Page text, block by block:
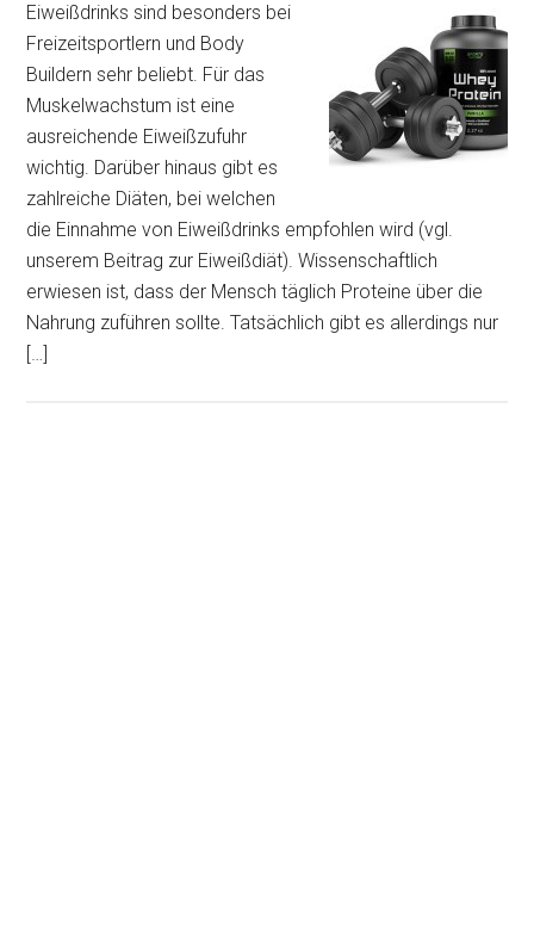
Eiweißdrinks sind besonders bei
Freizeitsportlern und Body
Buildern sehr beliebt. Für das
Muskelwachstum ist eine
ausreichende Eiweißzufuhr
wichtig. Darüber hinaus gibt es
zahlreiche Diäten, bei welchen
die Einnahme von Eiweißdrinks empfohlen wird (vgl.
unserem Beitrag zur Eiweißdiät). Wissenschaftlich
erwiesen ist, dass der Mensch täglich Proteine über die
Nahrung zuführen sollte. Tatsächlich gibt es allerdings nur
[…]